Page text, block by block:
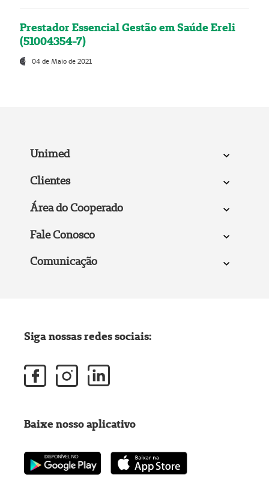
Prestador Essencial Gestão em Saúde Ereli
(51004354-7)
04 de Maio de 2021
Unimed
Clientes
Área do Cooperado
Fale Conosco
Comunicação
Siga nossas redes sociais:
Baixe nosso aplicativo